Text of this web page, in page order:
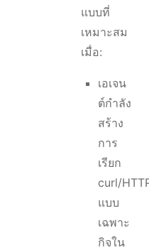
แบบที่
เหมาะสม
เมื่อ:
เอเจน
ต์กำลัง
สร้าง
การ
เรียก
curl/
แบบ
เฉพาะ
กิจใน